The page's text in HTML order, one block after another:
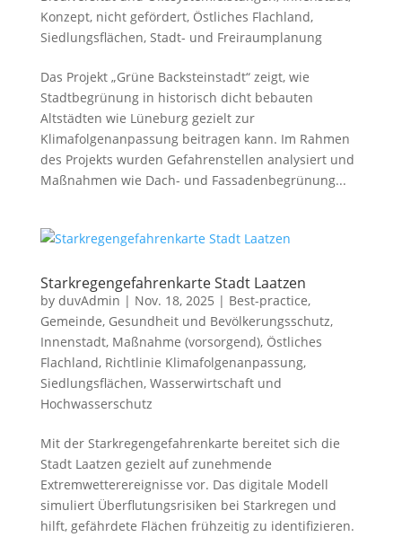
Konzept, nicht gefördert, Östliches Flachland,
Siedlungsflächen, Stadt- und Freiraumplanung
Das Projekt „Grüne Backsteinstadt“ zeigt, wie
Stadtbegrünung in historisch dicht bebauten
Altstädten wie Lüneburg gezielt zur
Klimafolgenanpassung beitragen kann. Im Rahmen
des Projekts wurden Gefahrenstellen analysiert und
Maßnahmen wie Dach- und Fassadenbegrünung...
Starkregengefahrenkarte Stadt Laatzen
by duvAdmin | Nov. 18, 2025 | Best-practice,
Gemeinde, Gesundheit und Bevölkerungsschutz,
Innenstadt, Maßnahme (vorsorgend), Östliches
Flachland, Richtlinie Klimafolgenanpassung,
Siedlungsflächen, Wasserwirtschaft und
Hochwasserschutz
Mit der Starkregengefahrenkarte bereitet sich die
Stadt Laatzen gezielt auf zunehmende
Extremwetterereignisse vor. Das digitale Modell
simuliert Überflutungsrisiken bei Starkregen und
hilft, gefährdete Flächen frühzeitig zu identifizieren.